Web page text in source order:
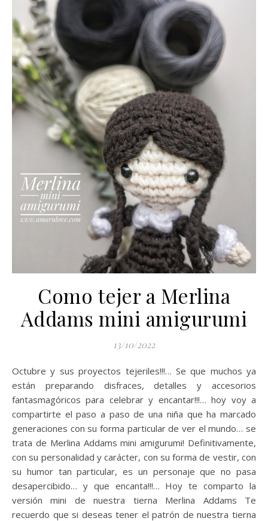
Como tejer a Merlina
Addams mini amigurumi
13/10/2022
Octubre y sus proyectos tejeriles!!!… Se que muchos ya
están preparando disfraces, detalles y accesorios
fantasmagóricos para celebrar y encantar!!!… hoy voy a
compartirte el paso a paso de una niña que ha marcado
generaciones con su forma particular de ver el mundo… se
trata de Merlina Addams mini amigurumi! Definitivamente,
con su personalidad y carácter, con su forma de vestir, con
su humor tan particular, es un personaje que no pasa
desapercibido… y que encanta!!!… Hoy te comparto la
versión mini de nuestra tierna Merlina Addams Te
recuerdo que si deseas tener el patrón de nuestra tierna